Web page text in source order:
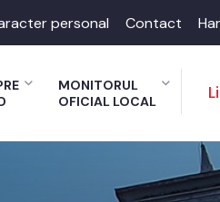
personal Contact
MONITORUL
OFICIAL LOCAL